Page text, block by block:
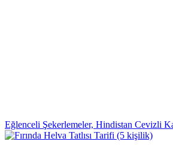
Eğlenceli Şekerlemeler, Hindistan Cevizli